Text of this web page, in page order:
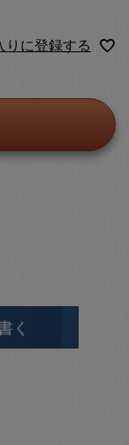
りに登録する
く